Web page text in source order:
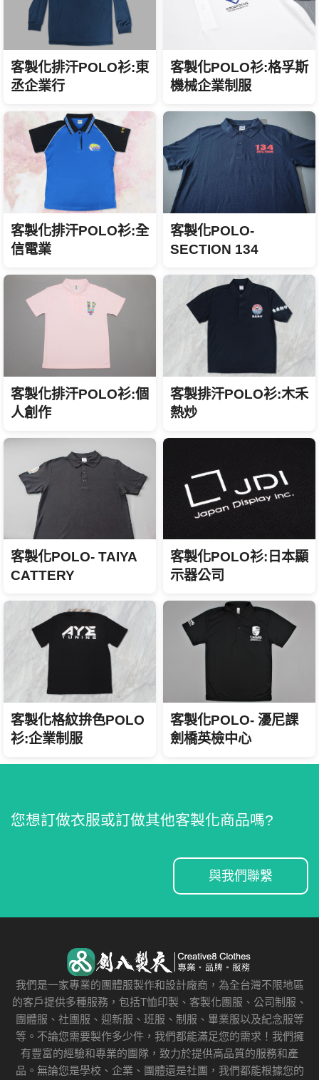
客製化排汗POLO衫:東
丞企業行
客製化POLO衫:格孚斯
機械企業制服
客製化排汗POLO衫:全
信電業
客製化POLO-
SECTION 134
客製化排汗POLO衫:個
人創作
客製排汗POLO衫:木禾
熱炒
客製化POLO- TAIYA
CATTERY
客製化POLO衫:日本顯
示器公司
客製化格紋拚色POLO
衫:企業制服
客製化POLO- 瀀尼課
劍橋英檢中心
您想訂做衣服或訂做其他客製化商品嗎?
與我們聯繫
我們是一家專業的團體服製作和設計廠商，為全台灣不限地區
的客戶提供多種服務，包括T恤印製、客製化團服、公司制服、
團體服、社團服、迎新服、班服、制服、畢業服以及紀念服等
等。不論您需要製作多少件，我們都能滿足您的需求！我們擁
有豐富的經驗和專業的團隊，致力於提供高品質的服務和產
品。無論您是學校、企業、團體還是社團，我們都能根據您的